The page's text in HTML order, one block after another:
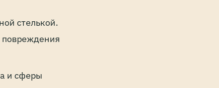
стелькой.
повреждения
и сферы